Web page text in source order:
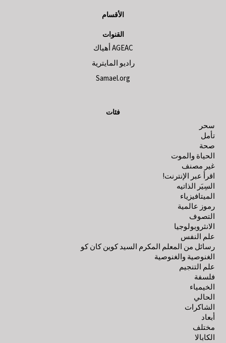
الأقسام
القنوات
AGEAC أهياك
راديو المايترية
Samael.org
فئات
سحر
تأمل
صحة
الحياة والموت
غير مصنف
اقرأ عبر الإنترنت!
السِيَر الذاتيه
الميتافيزياء
رموز عالمية
التصوف
الانثروبولوجيا
علم النفس
رسائل من المعلم المكرم السيد كوين كان كو
الغنوصية والغنوصية
علم التنجيم
فلسفة
الخيمياء
الحالي
الشاكرات
أبعاد
مختلف
الكابالا